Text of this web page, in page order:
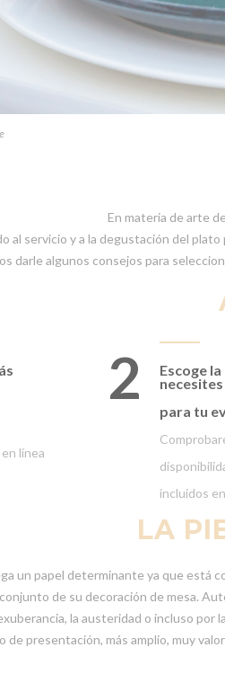
En materia de arte
al servicio y a la degustación del
darle algunos consejos para
línea
2 Escoge
necesites
para tu
incluidos
LA
un papel determinante ya que está
de su decoración de mesa.
la austeridad o incluso
de presentación, más amplio, muy